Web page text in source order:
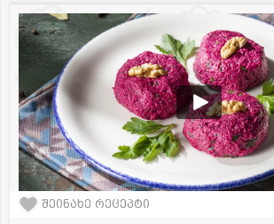
შეინახე რეცეპტი